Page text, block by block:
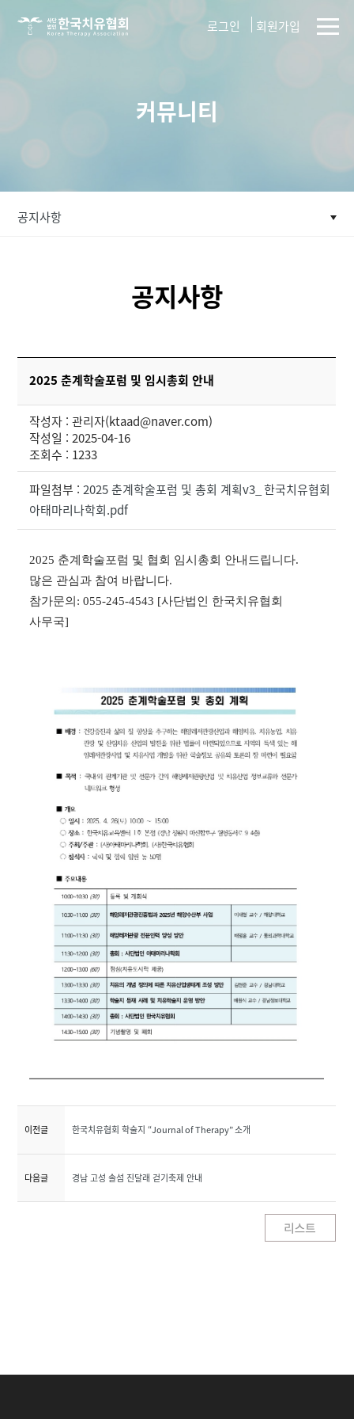
사단법인
로그인 회원가입
커뮤니티
공지사항
공지사항
2025 춘계학술포럼 및 임시총회 안내
작성자 : 관리자(ktaad@naver.com)
작성일 : 2025-04-16
조회수 : 1233
파일첨부 :2025 춘계학술포럼 및 총회 계획v3_ 한국치유협회
아태마리나학회.pdf
2025 춘계학술포럼 및 협회 임시총회 안내드립니다.
많은 관심과 참여 바랍니다.
참가문의: 055-245-4543 [사단법인 한국치유협회
사무국]
이전글 한국치유협회 학술지 “Journal of Therapy” 소개
다음글 경남 고성 솔섬 진달래 걷기축제 안내